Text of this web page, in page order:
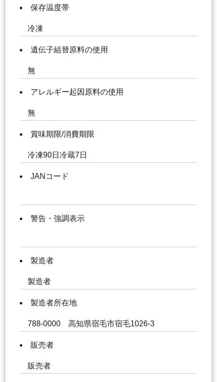
保存温度帯
冷凍
遺伝子組替原料の使用
無
アレルギー起因原料の使用
無
賞味期限/消費期限
冷凍90日冷蔵7日
JANコード
警告・強調表示
製造者
製造者
製造者所在地
788-0000 高知県宿毛市宿毛1026-3
販売者
販売者